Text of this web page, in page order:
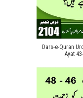
Dars-e-Quran